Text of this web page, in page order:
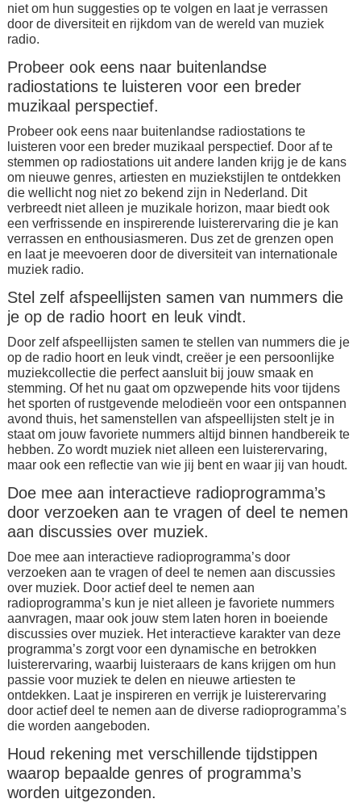
niet om hun suggesties op te volgen en laat je verrassen
door de diversiteit en rijkdom van de wereld van muziek
radio.
Probeer ook eens naar buitenlandse
radiostations te luisteren voor een breder
muzikaal perspectief.
Probeer ook eens naar buitenlandse radiostations te
luisteren voor een breder muzikaal perspectief. Door af te
stemmen op radiostations uit andere landen krijg je de kans
om nieuwe genres, artiesten en muziekstijlen te ontdekken
die wellicht nog niet zo bekend zijn in Nederland. Dit
verbreedt niet alleen je muzikale horizon, maar biedt ook
een verfrissende en inspirerende luisterervaring die je kan
verrassen en enthousiasmeren. Dus zet de grenzen open
en laat je meevoeren door de diversiteit van internationale
muziek radio.
Stel zelf afspeellijsten samen van nummers die
je op de radio hoort en leuk vindt.
Door zelf afspeellijsten samen te stellen van nummers die je
op de radio hoort en leuk vindt, creëer je een persoonlijke
muziekcollectie die perfect aansluit bij jouw smaak en
stemming. Of het nu gaat om opzwepende hits voor tijdens
het sporten of rustgevende melodieën voor een ontspannen
avond thuis, het samenstellen van afspeellijsten stelt je in
staat om jouw favoriete nummers altijd binnen handbereik te
hebben. Zo wordt muziek niet alleen een luisterervaring,
maar ook een reflectie van wie jij bent en waar jij van houdt.
Doe mee aan interactieve radioprogramma’s
door verzoeken aan te vragen of deel te nemen
aan discussies over muziek.
Doe mee aan interactieve radioprogramma’s door
verzoeken aan te vragen of deel te nemen aan discussies
over muziek. Door actief deel te nemen aan
radioprogramma’s kun je niet alleen je favoriete nummers
aanvragen, maar ook jouw stem laten horen in boeiende
discussies over muziek. Het interactieve karakter van deze
programma’s zorgt voor een dynamische en betrokken
luisterervaring, waarbij luisteraars de kans krijgen om hun
passie voor muziek te delen en nieuwe artiesten te
ontdekken. Laat je inspireren en verrijk je luisterervaring
door actief deel te nemen aan de diverse radioprogramma’s
die worden aangeboden.
Houd rekening met verschillende tijdstippen
waarop bepaalde genres of programma’s
worden uitgezonden.